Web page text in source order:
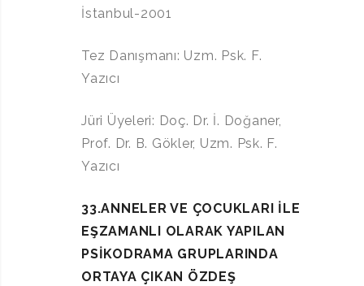
İstanbul-2001
Tez Danışmanı: Uzm. Psk. F.
Yazıcı
Jüri Üyeleri: Doç. Dr. İ. Doğaner,
Prof. Dr. B. Gökler, Uzm. Psk. F.
Yazıcı
33.ANNELER VE ÇOCUKLARI İLE
EŞZAMANLI OLARAK YAPILAN
PSİKODRAMA GRUPLARINDA
ORTAYA ÇIKAN ÖZDEŞ